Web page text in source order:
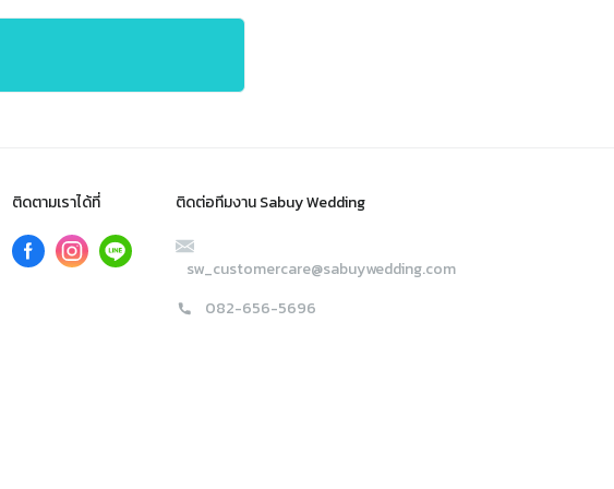
ติดตามเราได้ที่ ติดต่อทีมงาน Sabuy Wedding
sw_customercare@sabuywedding.com
082-656-5696